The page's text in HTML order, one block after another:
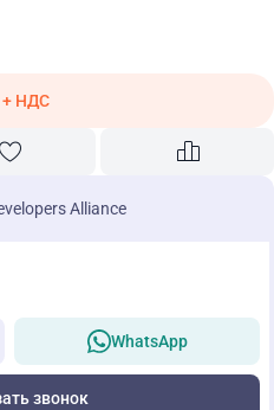
+ НДС
Alliance
WhatsApp
звонок